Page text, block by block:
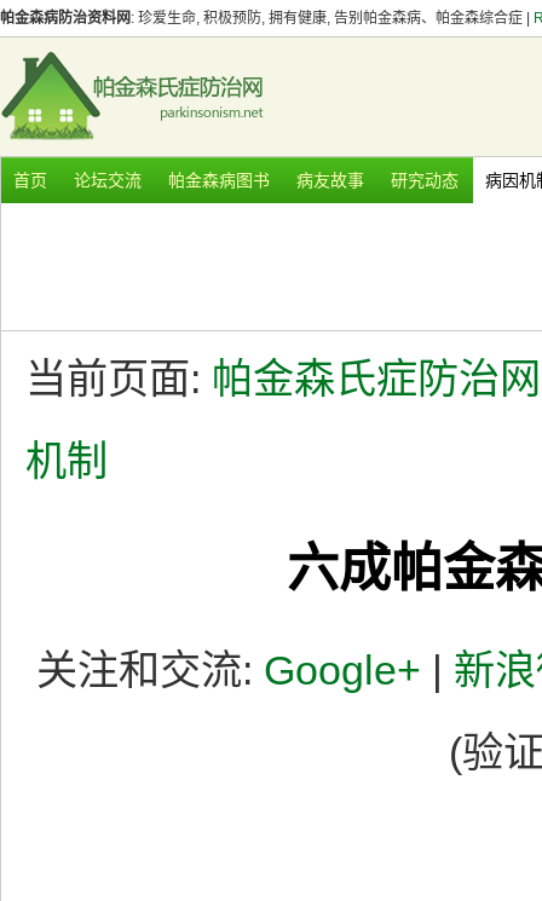
帕金森病防治资料网 : 珍爱生命, 积极预防, 拥有健康, 告别帕金森病、帕金森综合症 |
首页 论坛交流 帕金森病图书 病友故事 研究动态 病因机
当前页面: 帕金森氏症防治
机制
六成帕金
关注和交流: Google+ | 新
(验